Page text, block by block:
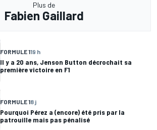
Plus de
Fabien Gaillard
FORMULE 119 h
Il y a 20 ans, Jenson Button décrochait sa
première victoire en F1
FORMULE 18 j
Pourquoi Pérez a (encore) été pris par la
patrouille mais pas pénalisé